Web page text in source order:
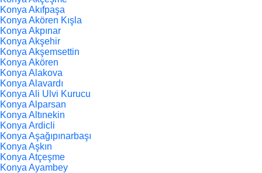
Konya Akıfpaşa
Konya Akören Kışla
Konya Akpınar
Konya Akşehir
Konya Akşemsettin
Konya Akören
Konya Alakova
Konya Alavardı
Konya Ali Ulvi Kurucu
Konya Alparsan
Konya Altınekin
Konya Ardicli
Konya Aşağıpınarbaşı
Konya Aşkın
Konya Atçeşme
Konya Ayambey